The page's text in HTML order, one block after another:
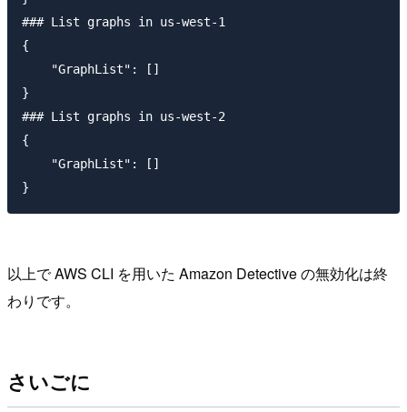
### List graphs in us-west-1
{
    "GraphList": []
}
### List graphs in us-west-2
{
    "GraphList": []
以上で AWS CLI を用いた Amazon Detective の無効化は終
わりです。
さいごに